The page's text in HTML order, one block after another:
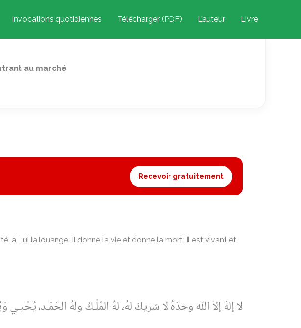
Invocations quotidiennes Télécharger (PDF) L’auteur Livre
au marché
Recevoir gratuitement
à Lui la louange, Il donne la vie et donne la mort. Il est vivant et
لا إلهَ إلاّ اللّه وحدَهُ لا شريكَ لهُ، لهُ المُلْـكُ ولهُ الحَمْـد،